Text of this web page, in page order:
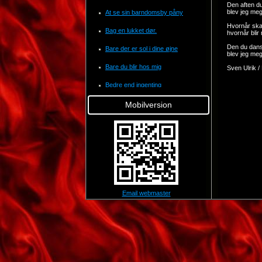
At se sin barndomsby påny
Bag en lukket dør.
Bare der er sol i dine øjne
Bare du blir hos mig
Bedre end ingenting
Bjældeklang
Blå roser til en blond pige
Breve i sandet
Bøn til mine forældre
C'est si bon
Can anyone explain
Ciao ciao bambina
Cruising down the river
Danse med dig ind i lykken
Den aften
blev jeg
Hvornår
hvornår blir
Den du
blev jeg
Sven Ulrik /
Mobilversion
Email webmaster